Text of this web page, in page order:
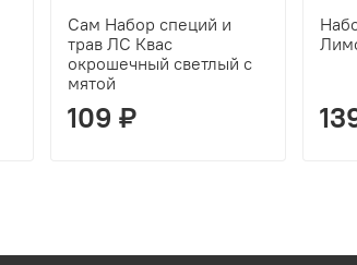
Сам Набор специй и
трав ЛС Квас
окрошечный светлый с
мятой
109 ₽